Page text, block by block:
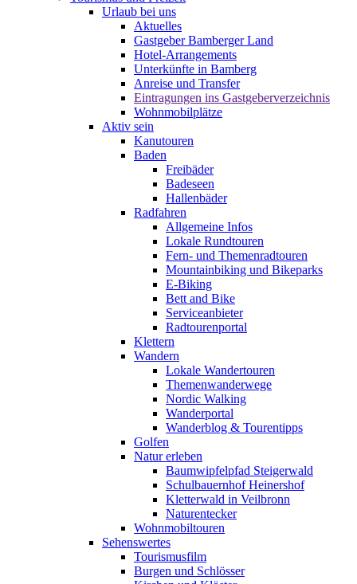
Urlaub bei uns
Aktuelles
Gastgeber Bamberger Land
Hotel-Arrangements
Unterkünfte in Bamberg
Anreise und Transfer
Eintragungen ins Gastgeberverzeichnis
Wohnmobilplätze
Aktiv sein
Kanutouren
Baden
Freibäder
Badeseen
Hallenbäder
Radfahren
Allgemeine Infos
Lokale Rundtouren
Fern- und Themenradtouren
Mountainbiking und Bikeparks
E-Biking
Bett and Bike
Serviceanbieter
Radtourenportal
Klettern
Wandern
Lokale Wandertouren
Themenwanderwege
Nordic Walking
Wanderportal
Wanderblog & Tourentipps
Golfen
Natur erleben
Baumwipfelpfad Steigerwald
Schulbauernhof Heinershof
Kletterwald in Veilbronn
Naturentecker
Wohnmobiltouren
Sehenswertes
Tourismusfilm
Burgen und Schlösser